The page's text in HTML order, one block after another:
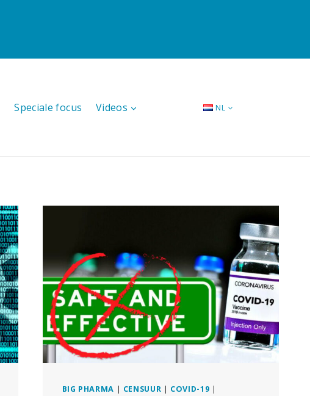
Speciale focus Videos NL
BIG PHARMA | CENSUUR | COVID-19 |